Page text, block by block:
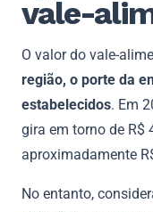
vale-
O valor do vale-
região, o porte da
estabelecidos. Em
gira em torno de R$
aproximadamente
No entanto,